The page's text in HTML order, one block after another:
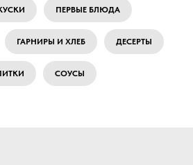
ПЕРВЫЕ БЛЮДА
ГАРНИРЫ И ХЛЕБ ДЕСЕРТЫ
СОУСЫ